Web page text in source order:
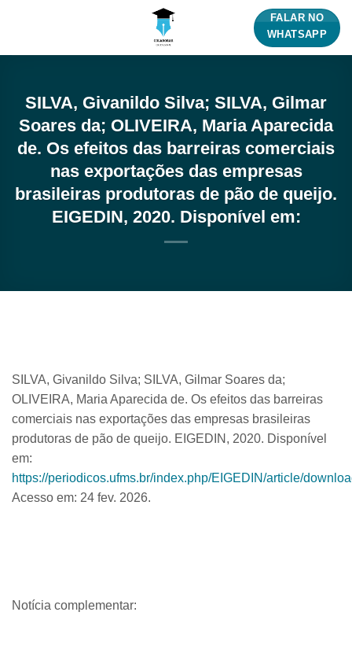
FALAR NO
WHATSAPP
SILVA, Givanildo Silva; SILVA, Gilmar
Soares da; OLIVEIRA, Maria Aparecida
de. Os efeitos das barreiras comerciais
nas exportações das empresas
brasileiras produtoras de pão de queijo.
EIGEDIN, 2020. Disponível em:
SILVA, Givanildo Silva; SILVA, Gilmar Soares da;
OLIVEIRA, Maria Aparecida de. Os efeitos das barreiras
comerciais nas exportações das empresas brasileiras
produtoras de pão de queijo. EIGEDIN, 2020. Disponível
em:
https://periodicos.ufms.br/index.php/EIGEDIN/article/
Acesso em: 24 fev. 2026.
Notícia complementar: